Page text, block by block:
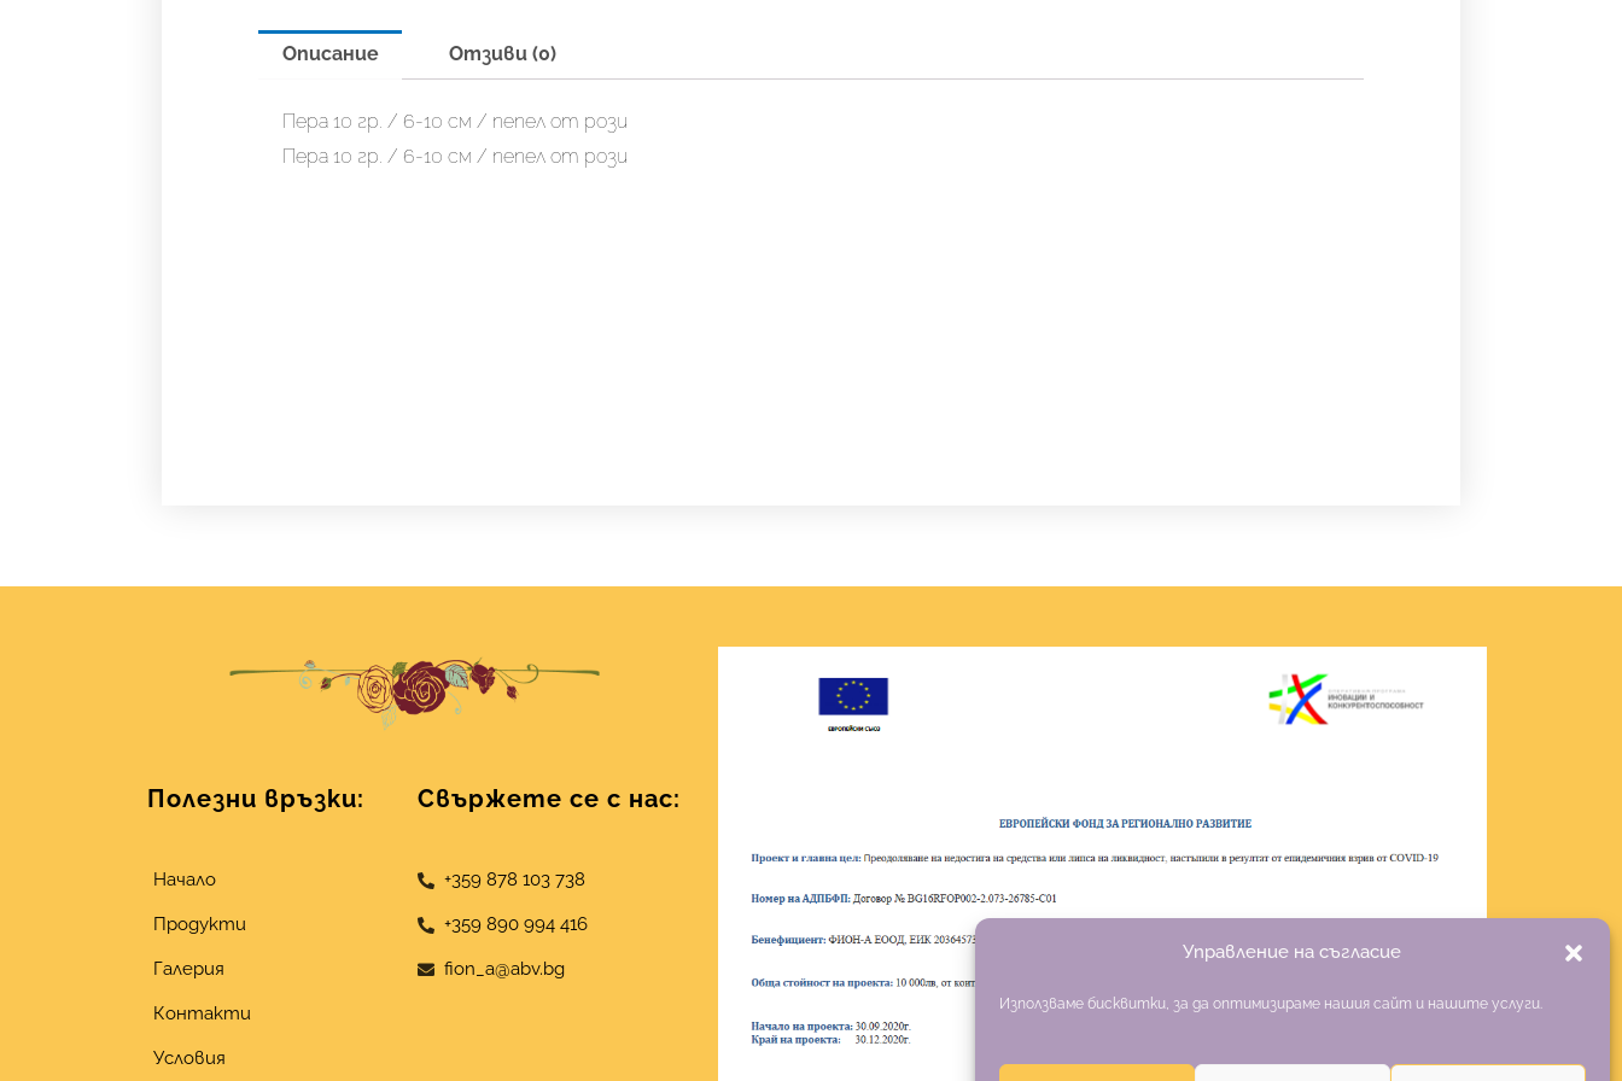
Управление на съгласие
Използваме бисквитки, за да оптимизираме нашия сайт и нашите услуги.
Описание Отзиви (0)
Пера 10 гр. / 6-10 см / пепел от рози
Пера 10 гр. / 6-10 см / пепел от рози
Полезни връзки:
Начало
Продукти
Галерия
Контакти
Условия
Свържете се с нас:
+359 878 103 738
+359 890 994 416
fion_a@abv.bg